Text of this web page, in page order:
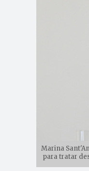
Marina
para tratar